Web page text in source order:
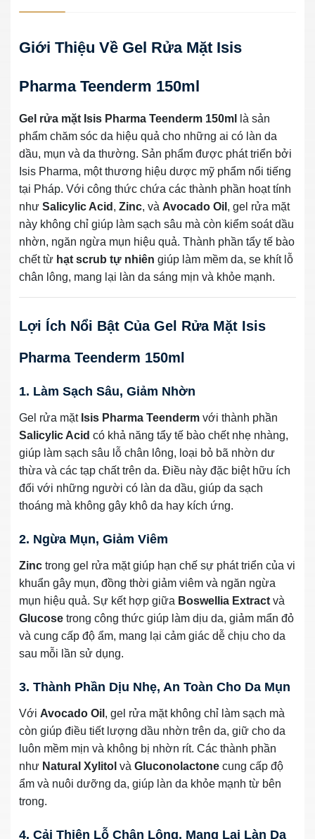
Giới Thiệu Về Gel Rửa Mặt Isis
Pharma Teenderm 150ml
Gel rửa mặt Isis Pharma Teenderm 150ml
là sản
phẩm chăm sóc da hiệu quả cho những ai có làn da
dầu, mụn và da thường. Sản phẩm được phát triển bởi
Isis Pharma, một thương hiệu dược mỹ phẩm nổi tiếng
tại Pháp. Với công thức chứa các thành phần hoạt tính
như Salicylic Acid , Zinc, và Avocado Oil , gel rửa mặt
này không chỉ giúp làm sạch sâu mà còn kiểm soát dầu
nhờn, ngăn ngừa mụn hiệu quả. Thành phần tẩy tế bào
chết từ hạt scrub tự nhiên giúp làm mềm da, se khít lỗ
chân lông, mang lại làn da sáng mịn và khỏe mạnh.
Lợi Ích Nổi Bật Của Gel Rửa Mặt Isis
Pharma Teenderm 150ml
1. Làm Sạch Sâu, Giảm Nhờn
Gel rửa mặt Isis Pharma Teenderm với thành phần
Salicylic Acid có khả năng tẩy tế bào chết nhẹ nhàng,
giúp làm sạch sâu lỗ chân lông, loại bỏ bã nhờn dư
thừa và các tạp chất trên da. Điều này đặc biệt hữu ích
đối với những người có làn da dầu, giúp da sạch
thoáng mà không gây khô da hay kích ứng.
2. Ngừa Mụn, Giảm Viêm
Zinc trong gel rửa mặt giúp hạn chế sự phát triển của vi
khuẩn gây mụn, đồng thời giảm viêm và ngăn ngừa
mụn hiệu quả. Sự kết hợp giữa Boswellia Extract và
Glucose trong công thức giúp làm dịu da, giảm mẩn đỏ
và cung cấp độ ẩm, mang lại cảm giác dễ chịu cho da
sau mỗi lần sử dụng.
3. Thành Phần Dịu Nhẹ, An Toàn Cho Da Mụn
Với Avocado Oil , gel rửa mặt không chỉ làm sạch mà
còn giúp điều tiết lượng dầu nhờn trên da, giữ cho da
luôn mềm mịn và không bị nhờn rít. Các thành phần
như Natural Xylitol và Gluconolactone cung cấp độ
ẩm và nuôi dưỡng da, giúp làn da khỏe mạnh từ bên
trong.
4. Cải Thiện Lỗ Chân Lông, Mang Lại Làn Da